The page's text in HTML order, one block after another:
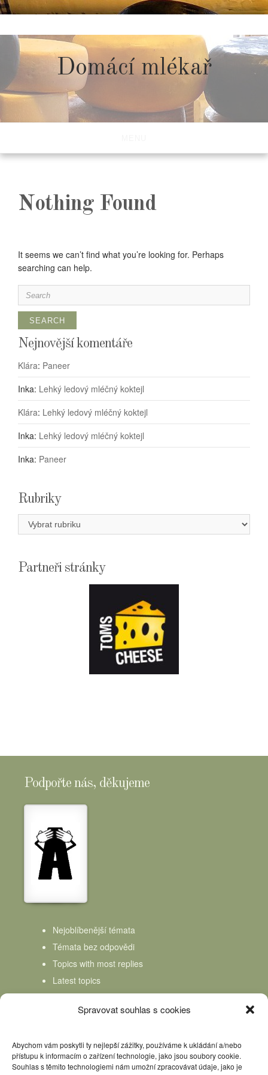
Spravovat souhlas s cookies
Abychom vám poskytli ty nejlepší zážitky, používáme k ukládání a/nebo
přístupu k informacím o zařízení technologie, jako jsou soubory cookie.
Souhlas s těmito technologiemi nám umožní zpracovávat údaje, jako je
to
content
Domácí mlékař
Nothing Found
It seems we can’t find what you’re looking for. Perhaps
searching can help.
Search
for:
Nejnovější komentáře
Klára: Paneer
Inka: Lehký ledový mléčný koktejl
Klára: Lehký ledový mléčný koktejl
Inka: Lehký ledový mléčný koktejl
Inka: Paneer
Rubriky
Rubriky
Partneři stránky
Podpořte nás, děkujeme
Nejoblíbenější témata
Témata bez odpovědi
Topics with most replies
Latest topics
Topics Freshness